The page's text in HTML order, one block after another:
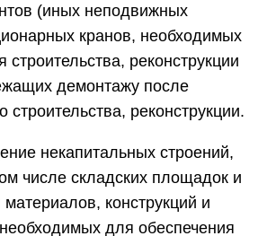
(иных неподвижных
кранов, необходимых
строительства, реконструкции
демонтажу после
строительства, реконструкции.
некапитальных строений,
числе складских площадок и
конструкций и
для обеспечения